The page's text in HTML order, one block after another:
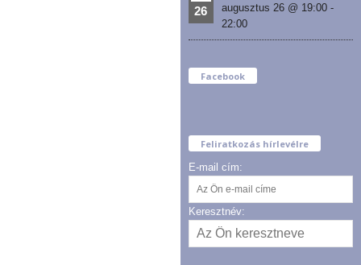
26 augusztus 26 @ 19:00-
22:00
Facebook
Feliratkozás hírlevélre
E-mail cím:
Keresztnév: